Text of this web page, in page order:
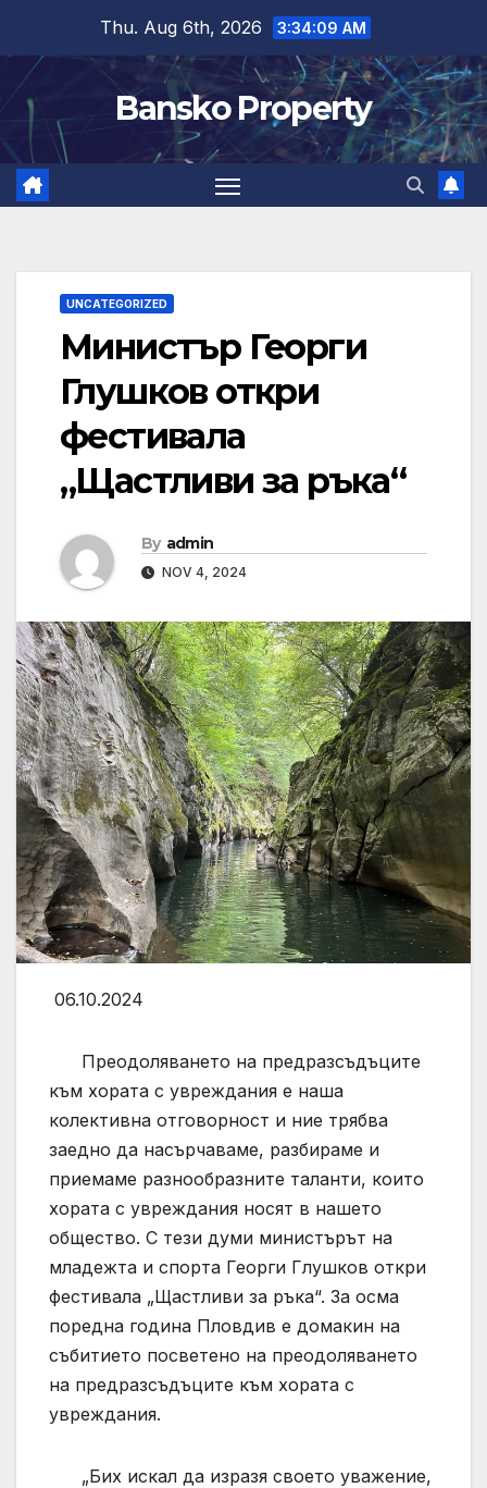
content
Thu. Aug 6th, 2026 3:34:10 AM
Bansko Property
UNCATEGORIZED
Министър Георги
Глушков откри
фестивала
„Щастливи за ръка“
By admin
NOV 4, 2024
06.10.2024
Преодоляването на предразсъдъците
към хората с увреждания е наша
колективна отговорност и ние трябва
заедно да насърчаваме, разбираме и
приемаме разнообразните таланти, които
хората с увреждания носят в нашето
общество. С тези думи министърът на
младежта и спорта Георги Глушков откри
фестивала „Щастливи за ръка“. За осма
поредна година Пловдив е домакин на
събитието посветено на преодоляването
на предразсъдъците към хората с
увреждания.
„Бих искал да изразя своето уважение,